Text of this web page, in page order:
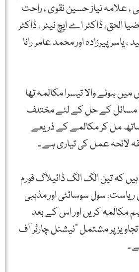
، علامہ نیاز حسین نقوی ، راحت
الحق، ڈاکٹر اے ایچ نیئر ، ڈاکٹر
، یاسر پیرزادہ اور محمد عامر رانا
میں ہونے والا تیسرا مکالمہ تھا
کے حل کے لئے مختلف
مل کر مکالمے کے ذریعے
لائحہ عمل کی تیاری ہے ۔
کہ تین الگ الگ ڈائیلاگ فورم
سول سوسائٹی اور مذہبی
مکالمہ کریں اور اس کے بعد
پر مشتمل ”نیشنل چارٹر آف
۔